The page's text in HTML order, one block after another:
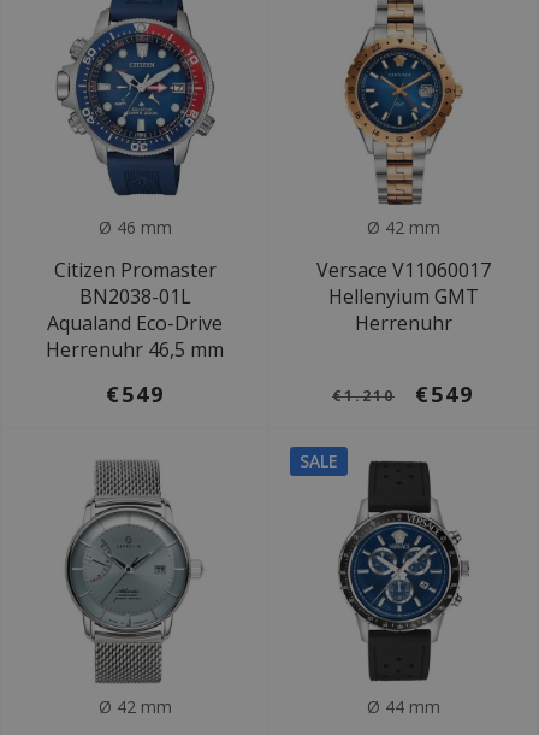
Ø 46 mm
Citizen Promaster
BN2038-01L
Aqualand Eco-Drive
Herrenuhr 46,5 mm
€549
Ø 42 mm
Versace V11060017
Hellenyium GMT
Herrenuhr
€1.210 €549
Ø 42 mm
SALE
Ø 44 mm